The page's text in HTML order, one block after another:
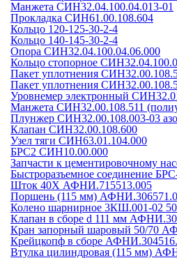
Манжета СИН32.04.100.04.013-01
Прокладка СИН61.00.108.604
Кольцо 120-125-30-2-4
Кольцо 140-145-30-2-4
Опора СИН32.04.100.04.06.000
Кольцо стопорное
Пакет уплотнения
Пакет уплотнения
Уровнемер электронный
Манжета СИН32.00.108.511
Плунжер СИН32.00.108.003-03
Клапан СИН32.00.108.600
Узел тяги СИН63.01.104.000
БРС2 СИН10.00.000
Запчасти к цементировочному
Быстроразъемное соединение
Шток 40Х АФНИ.715513.005
Поршень (115 мм)
Колено шарнирное 3КШ.001-02
Клапан в сборе d 111 мм
Кран запорный шаровый 50/70
Крейцкопф в сборе
Втулка цилиндровая (115 мм)